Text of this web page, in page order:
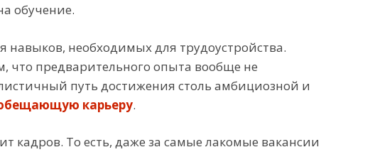
обучение.
необходимых для трудоустройства.
что предварительного опыта вообще не
путь достижения столь амбициозной и
карьеру.
кадров. То есть, даже за самые лакомые вакансии